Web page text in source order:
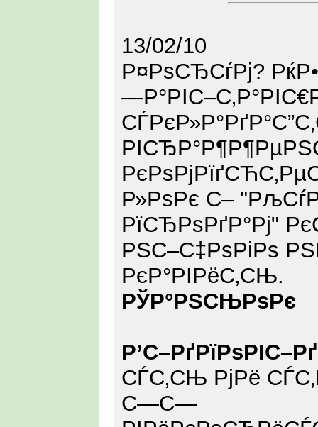
13/02/10
Р¤РѕСЂСѓРј?
Р»РѕРє С–
РїСЂРѕРґР°Рј"
РЅС–С‡РѕРіРѕ
РєР°РІРёС‚СЊ.
РЎР°РЅСЊРѕРє
СЃС‚СЊ РјРё
С—С—